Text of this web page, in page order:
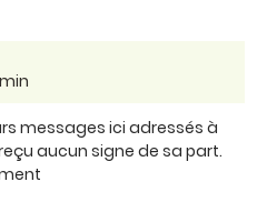
messages ici adressés à
aucun signe de sa part.